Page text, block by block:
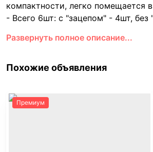
Развернуть полное описание...
компактности, легко помещается
- Всего 6шт: с "зацепом" - 4шт, без
Цена как есть, т.е. без торга[̲̅$̲̅(̲̅ ͡° ͜ʖ
Свободно владею всеми почтовыми
Похожие объявления
Премиум